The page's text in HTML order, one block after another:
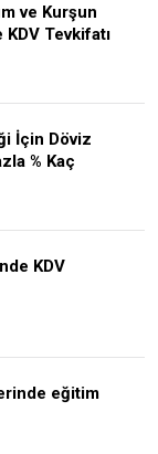
ve Kurşun
Tevkifatı
İçin Döviz
% Kaç
KDV
eğitim